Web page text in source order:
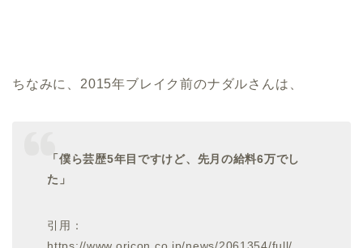
ちなみに、2015年ブレイク前のナダルさんは、
「僕ら芸歴5年目ですけど、先月の給料6万でし
た」
引用：